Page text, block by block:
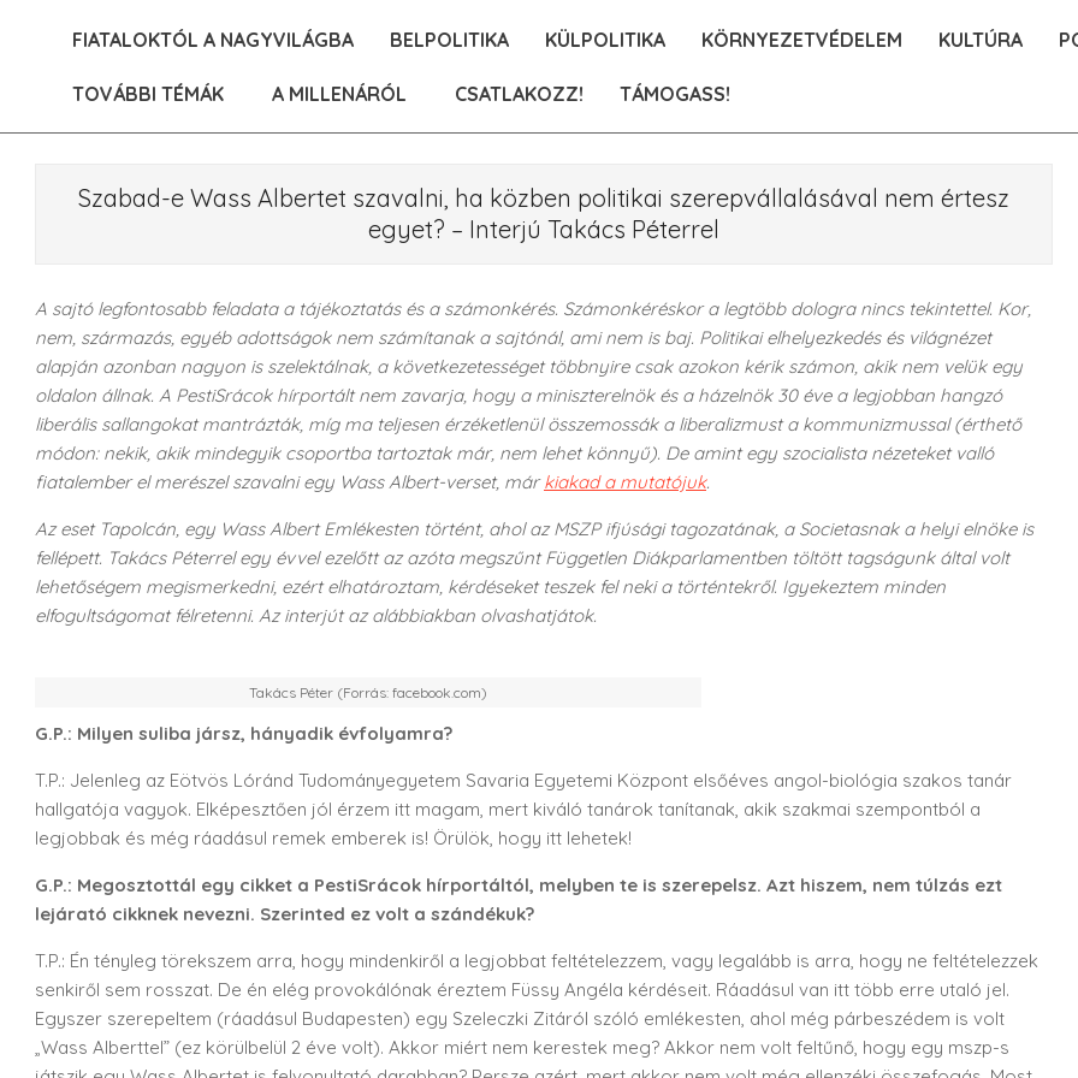
FIATALOKTÓL A NAGYVILÁGBA BELPOLITIKA KÜLPOLITIKA KÖRNYEZETVÉDELEM KULTÚRA
TOVÁBBI TÉMÁK A MILLENÁRÓL CSATLAKOZZ! TÁMOGASS!
Szabad-e Wass Albertet szavalni, ha közben politikai szerepvállalásával nem értesz
egyet? – Interjú Takács Péterrel
A sajtó legfontosabb feladata a tájékoztatás és a számonkérés. Számonkéréskor a legtöbb dologra nincs tekintettel. Kor,
nem, származás, egyéb adottságok nem számítanak a sajtónál, ami nem is baj. Politikai elhelyezkedés és világnézet
alapján azonban nagyon is szelektálnak, a következetességet többnyire csak azokon kérik számon, akik nem velük egy
oldalon állnak. A PestiSrácok hírportált nem zavarja, hogy a miniszterelnök és a házelnök 30 éve a legjobban hangzó
liberális sallangokat mantrázták, míg ma teljesen érzéketlenül összemossák a liberalizmust a kommunizmussal (érthető
módon: nekik, akik mindegyik csoportba tartoztak már, nem lehet könnyű). De amint egy szocialista nézeteket valló
fiatalember el merészel szavalni egy Wass Albert-verset, márkiakad a mutatójuk.
Az eset Tapolcán, egy Wass Albert Emlékesten történt, ahol az MSZP ifjúsági tagozatának, a Societasnak a helyi elnöke is
fellépett. Takács Péterrel egy évvel ezelőtt az azóta megszűnt Független Diákparlamentben töltött tagságunk által volt
lehetőségem megismerkedni, ezért elhatároztam, kérdéseket teszek fel neki a történtekről. Igyekeztem minden
elfogultságomat félretenni. Az interjút az alábbiakban olvashatjátok.
Takács Péter (Forrás: facebook.com)
G.P.: Milyen suliba jársz, hányadik évfolyamra?
T.P.: Jelenleg az Eötvös Lóránd Tudományegyetem Savaria Egyetemi Központ elsőéves angol-biológia szakos tanár
hallgatója vagyok. Elképesztően jól érzem itt magam, mert kiváló tanárok tanítanak, akik szakmai szempontból a
legjobbak és még ráadásul remek emberek is! Örülök, hogy itt lehetek!
G.P.: Megosztottál egy cikket a PestiSrácok hírportáltól, melyben te is szerepelsz. Azt hiszem, nem túlzás ezt
lejárató cikknek nevezni. Szerinted ez volt a szándékuk?
T.P.: Én tényleg törekszem arra, hogy mindenkiről a legjobbat feltételezzem, vagy legalább is arra, hogy ne feltételezzek
senkiről sem rosszat. De én elég provokálónak éreztem Füssy Angéla kérdéseit. Ráadásul van itt több erre utaló jel.
Egyszer szerepeltem (ráadásul Budapesten) egy Szeleczki Zitáról szóló emlékesten, ahol még párbeszédem is volt
„Wass Alberttel” (ez körülbelül 2 éve volt). Akkor miért nem kerestek meg? Akkor nem volt feltűnő, hogy egy mszp-s